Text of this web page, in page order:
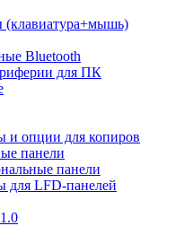
(клавиатура+мышь)
Bluetooth
для ПК
и опции для копиров
панели
панели
для LFD-панелей